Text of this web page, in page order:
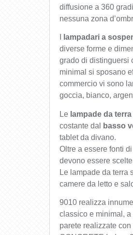
diffusione a 360
nessuna zona
lampadari a
diverse forme e
grado di distinguersi
minimal si sposano
commercio vi sono
goccia, bianco,
Le lampade da
costante dal
basso
tablet da divano.
Oltre a essere fonti
devono essere
Le lampade da terra
camere da letto e
9010 realizza
classico e minimal,
parete realizzate